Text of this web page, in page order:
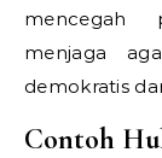
mencegah
menjaga
demokratis
Contoh